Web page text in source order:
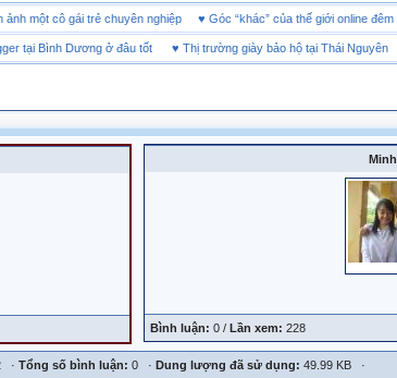
ảnh một cô gái trẻ chuyên nghiệp♥Góc “khác” của thế giới online
tại Bình Dương ở đâu tốt♥ Thị trường giày bảo hộ tại Thái Nguyên♥
Bình luận: 0 / Lần xem: 228
· Tổng số bình luận: 0 · Dung lượng đã sử dụng: 49.99 KB ·